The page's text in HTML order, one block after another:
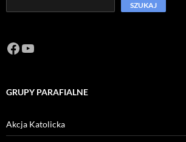
SZUKAJ
Facebook
https://
GRUPY PARAFIALNE
Akcja Katolicka